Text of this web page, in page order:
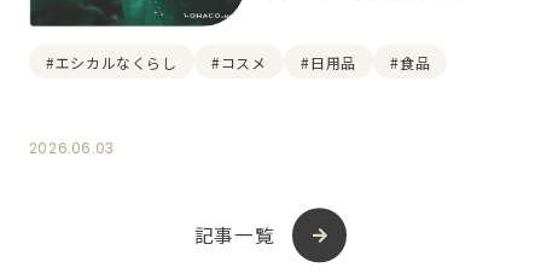
#エシカルなくらし #コスメ #日用品 #食品
2026.06.03
記事一覧